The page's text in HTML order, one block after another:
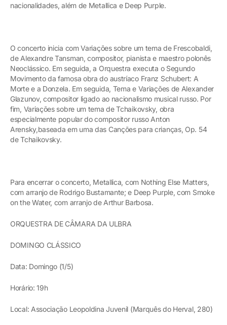
nacionalidades, além de Metallica e Deep Purple.
O concerto inicia com Variações sobre um tema de Frescobaldi,
de Alexandre Tansman, compositor, pianista e maestro polonês
Neoclássico. Em seguida, a Orquestra executa o Segundo
Movimento da famosa obra do austríaco Franz Schubert: A
Morte e a Donzela. Em seguida, Tema e Variações de Alexander
Glazunov, compositor ligado ao nacionalismo musical russo. Por
fim, Variações sobre um tema de Tchaikovsky, obra
especialmente popular do compositor russo Anton
Arensky,baseada em uma das Canções para crianças, Op. 54
de Tchaikovsky.
Para encerrar o concerto, Metallica, com Nothing Else Matters,
com arranjo de Rodrigo Bustamante; e Deep Purple, com Smoke
on the Water, com arranjo de Arthur Barbosa.
ORQUESTRA DE CÂMARA DA ULBRA
DOMINGO CLÁSSICO
Data: Domingo (1/5)
Horário: 19h
Local: Associação Leopoldina Juvenil (Marquês do Herval, 280)